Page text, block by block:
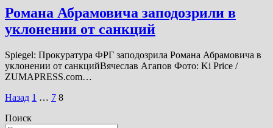
Романа Абрамовича заподозрили в
уклонении от санкций
Spiegel: Прокуратура ФРГ заподозрила Романа Абрамовича в
уклонении от санкцийВячеслав Агапов Фото: Ki Price /
ZUMAPRESS.com…
Пагинация
записей
Назад 1 … 7 8
Поиск